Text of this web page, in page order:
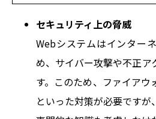
セキュリティ上の脅威
Webシステムはインター
め、サイバー攻撃や不正ア
す。このため、ファイア
といった対策が必要です